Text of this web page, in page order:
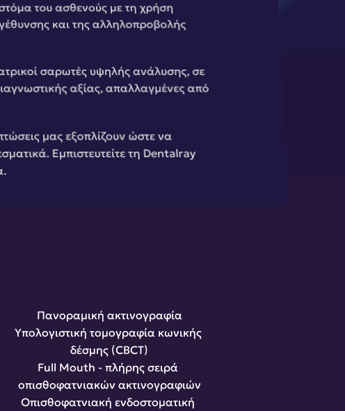
του ασθενούς με τη χρήση
και της αλληλοπροβολής
σαρωτές υψηλής ανάλυσης, σε
αξίας, απαλλαγμένες από
μας εξοπλίζουν ώστε να
Εμπιστευτείτε τη Dentalray
Πανοραμική ακτινογραφία
Υπολογιστική τομογραφία κωνικής
δέσμης (CBCT)
Full Mouth - πλήρης σειρά
οπισθοφατνιακών ακτινογραφιών
Οπισθοφατνιακή ενδοστοματική